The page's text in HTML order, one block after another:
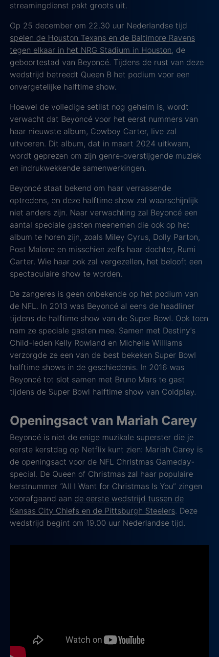
streamingdienst pakt groots uit.
Op 25 december om 22.30 uur Nederlandse tijd
spelen de Houston Texans en de Baltimore Ravens
tegen elkaar in het NRG Stadium in Houston, de
geboortestad van Beyoncé. Tijdens de rust van deze
wedstrijd betreedt Queen B het podium voor een
onvergetelijke halftime show.
Hoewel de volledige setlist nog geheim is, wordt
verwacht dat Beyoncé voor het eerst nummers van
haar nieuwste album, Cowboy Carter, live zal
uitvoeren. Dit album, dat in maart 2024 uitkwam,
wordt geprezen om zijn genre-overstijgende muziek
en indrukwekkende samenwerkingen.
Beyoncé staat bekend om haar verrassende
optredens, en deze halftime show zal waarschijnlijk
niet anders zijn. Naar verwachting zal Beyoncé een
aantal speciale gasten meenemen die ook op het
album te horen zijn, zoals Miley Cyrus, Dolly Parton,
Post Malone en misschien zelfs haar dochter, Rumi
Carter. Wie haar ook zal vergezellen, het belooft een
spectaculaire show te worden.
De zangeres is geen onbekende op het podium van
de NFL. In 2013 was Beyoncé al eens de headliner
tijdens de halftime show van de Super Bowl. Ook toen
nam ze speciale gasten mee. Samen met Destiny's
Child-leden Kelly Rowland en Michelle Williams
verzorgde ze een van de best bekeken Super Bowl
halftime shows in de geschiedenis. In 2016 was
Beyoncé tot slot samen met Bruno Mars te gast
tijdens de Super Bowl halftime show van Coldplay.
Openingsact van Mariah Carey
Beyoncé is niet de enige muzikale superster die je
eerste kerstdag op Netflix kunt zien: Mariah Carey is
de openingsact voor de NFL Christmas Gameday-
special. De Queen of Christmas zal haar populaire
kerstnummer “All I Want for Christmas Is You” zingen
voorafgaand aan de eerste wedstrijd tussen de
Kansas City Chiefs en de Pittsburgh Steelers. Deze
wedstrijd begint om 19.00 uur Nederlandse tijd.